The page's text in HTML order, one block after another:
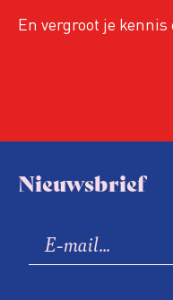
En vergroot je
Nieuwsbrief